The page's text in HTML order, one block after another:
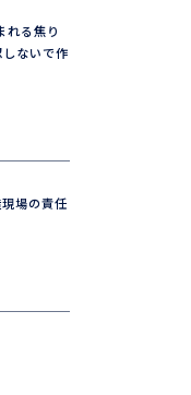
れる焦り
ないで作
場の責任